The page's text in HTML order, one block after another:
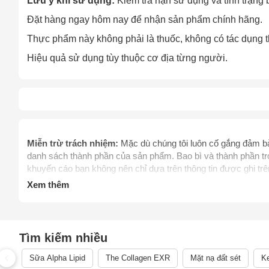
Đặt hàng ngay hôm nay để nhận sản phẩm chính hãng.
Thực phẩm này không phải là thuốc, không có tác dụng
Hiệu quả sử dụng tùy thuộc cơ địa từng người.
Miễn trừ trách nhiệm: Mặc dù chúng tôi luôn cố gắng đảm
danh sách thành phần của sản phẩm. Bao bì và thành
khuyến cáo bạn không nên chỉ dựa trên thông tin được ghi
khi dùng sản phẩm. Để biết thêm thông tin, vui lòng liên hệ
điều trị, chữa trị, hay phòng ngừa bệnh tật cùng các vấn đề
phẩm.
Xem thêm
Tìm kiếm nhiều
Sữa Alpha Lipid The Collagen EXR Mặt nạ đất sét